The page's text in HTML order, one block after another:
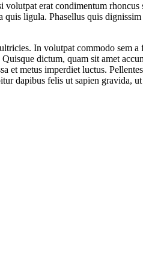
erat condimentum
quis ligula. Phasellus quis
In volutpat commodo sem
dictum, quam sit amet
et metus imperdiet luctus.
dapibus felis ut sapien gravida,